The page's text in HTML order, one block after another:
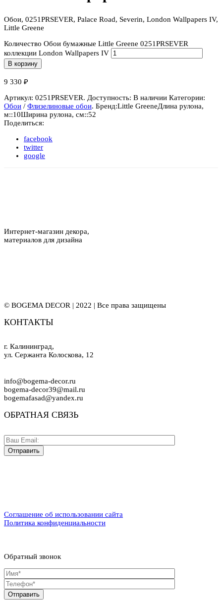
Обои, 0251PRSEVER, Palace Road, Severin, London Wallpapers IV,
Little Greene
Количество Обои бумажные Little Greene 0251PRSEVER
коллекции London Wallpapers IV
В корзину
9 330 ₽
Артикул: 0251PRSEVER. Доступность: В наличии Категории:
Обои / Флизелиновые обои. Бренд:Little GreeneДлина рулона,
м::10Ширина рулона, см::52
Поделиться:
facebook
twitter
google
Интернет-магазин декора,
материалов для дизайна
© BOGEMA DECOR | 2022 | Все права защищены
КОНТАКТЫ
г. Калининград,
ул. Сержанта Колоскова, 12
info@bogema-decor.ru
bogema-decor39@mail.ru
bogemafasad@yandex.ru
ОБРАТНАЯ СВЯЗЬ
Соглашение об использовании сайта
Политика конфиденциальности
Обратный звонок